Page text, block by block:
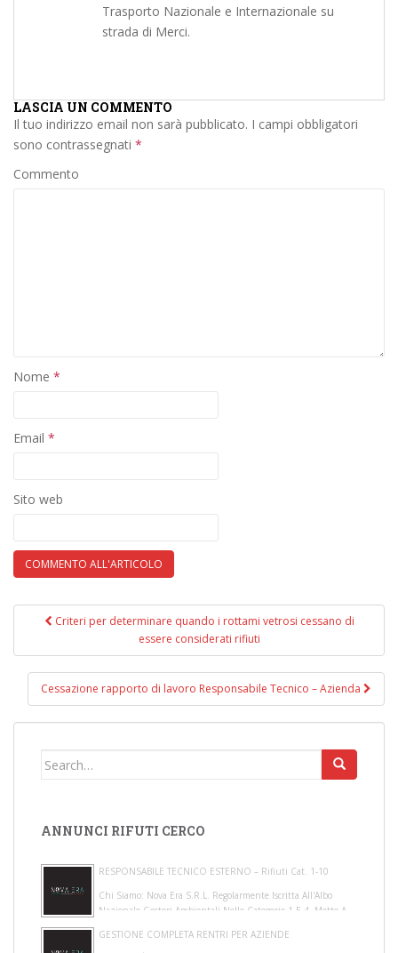
Trasporto Nazionale e Internazionale su
strada di Merci.
LASCIA UN COMMENTO
Il tuo indirizzo email non sarà pubblicato. I campi obbligatori
sono contrassegnati *
Commento
Nome *
Email *
Sito web
Navigazione post
Criteri per determinare quando i rottami vetrosi cessano di
essere considerati rifiuti
Cessazione rapporto di lavoro Responsabile Tecnico – Azienda
Search for:
ANNUNCI RIFUTI CERCO
RESPONSABILE TECNICO ESTERNO – Rifiuti Cat. 1-10
Chi Siamo: Nova Era S.r.l. Regolarmente Iscritta All'Albo
Nazionale Gestori Ambientali Nelle Categorie 1 E 4, Mette A
GESTIONE COMPLETA RENTRI PER AZIENDE